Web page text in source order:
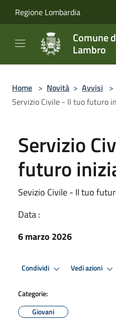
Regione Lombardia
Comune
Lambro
Home > Novità > Avvisi >
Servizio Civile - Il tuo futuro
Servizio
futuro
Sevizio Civile - Il tuo
Data :
6 marzo 2026
Condividi Vedi azioni
Categorie:
Giovani